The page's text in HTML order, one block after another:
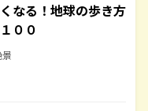
なる！地球の歩き方
００